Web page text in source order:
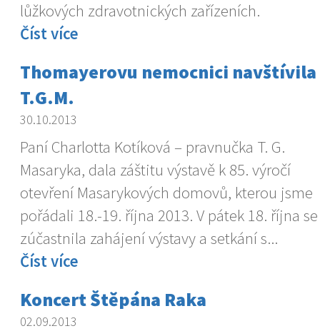
lůžkových zdravotnických zařízeních.
Číst více
Thomayerovu nemocnici
T.G.M.
30.10.2013
Paní Charlotta Kotíková – pravnučka T. G.
Masaryka, dala záštitu výstavě k 85. výročí
otevření Masarykových domovů, kterou jsme
pořádali 18.-19. října 2013. V pátek 18. října
zúčastnila zahájení výstavy a setkání s...
Číst více
Koncert Štěpána Raka
02.09.2013